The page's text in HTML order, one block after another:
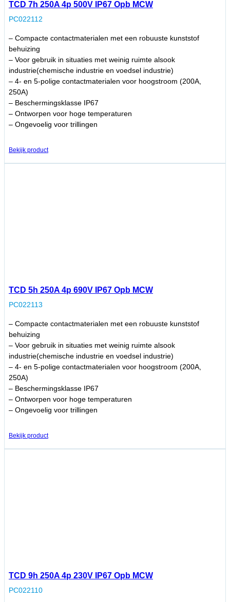
TCD 7h 250A 4p 500V IP67 Opb MCW
PC022112
– Compacte contactmaterialen met een robuuste kunststof
behuizing
– Voor gebruik in situaties met weinig ruimte alsook
industrie(chemische industrie en voedsel industrie)
– 4- en 5-polige contactmaterialen voor hoogstroom (200A,
250A)
– Beschermingsklasse IP67
– Ontworpen voor hoge temperaturen
– Ongevoelig voor trillingen
Bekijk product
TCD 5h 250A 4p 690V IP67 Opb MCW
PC022113
– Compacte contactmaterialen met een robuuste kunststof
behuizing
– Voor gebruik in situaties met weinig ruimte alsook
industrie(chemische industrie en voedsel industrie)
– 4- en 5-polige contactmaterialen voor hoogstroom (200A,
250A)
– Beschermingsklasse IP67
– Ontworpen voor hoge temperaturen
– Ongevoelig voor trillingen
Bekijk product
TCD 9h 250A 4p 230V IP67 Opb MCW
PC022110